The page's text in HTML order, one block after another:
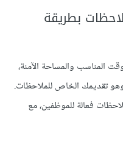
بطريقة
المناسب والمساحة الآمنة،
تقديمك الخاص للملاحظات.
ملاحظات فعالة للموظفين، مع